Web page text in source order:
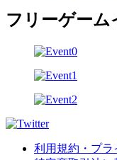
フリーゲーム
利用規約・プラ